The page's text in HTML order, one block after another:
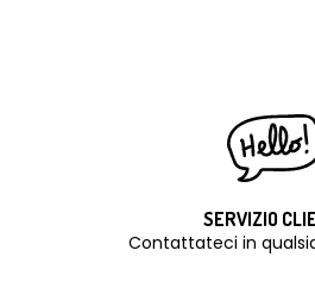
SERVIZIO
Contattateci in